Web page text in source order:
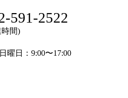
591-2522
間)
曜日 ：9:00〜17:00